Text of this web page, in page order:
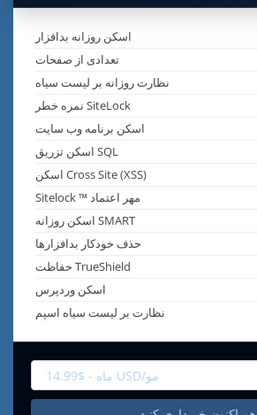
اسکن روزانه بدافزار
تعدادی از صفحات
نظارت روزانه بر لیست سیاه
نمره خطر SiteLock
اسکن برنامه وب سایت
اسکن تزریق SQL
اسکن Cross Site (XSS)
Sitelock ™ مهر اعتماد
اسکن روزانه SMART
حذف خودکار بدافزارها
حفاظت TrueShield
اسکن وردپرس
نظارت بر لیست سیاه اسپم